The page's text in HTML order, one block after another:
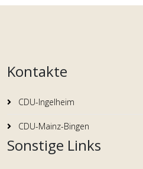
Kontakte
CDU-Ingelheim
CDU-Mainz-Bingen
Sonstige Links